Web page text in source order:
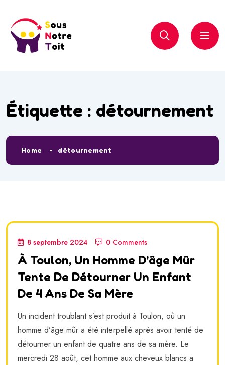
Étiquette : détournement
Home détournement
8 septembre 2024 0 Comments
À Toulon, Un Homme D’âge Mûr
Tente De Détourner Un Enfant
De 4 Ans De Sa Mère
Un incident troublant s’est produit à Toulon, où un
homme d’âge mûr a été interpellé après avoir tenté de
détourner un enfant de quatre ans de sa mère. Le
mercredi 28 août, cet homme aux cheveux blancs a